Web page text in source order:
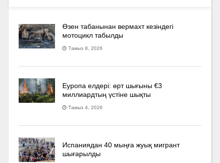
Өзен табанынан вермахт кезіндегі
мотоцикл табылды
Тамыз 8, 2026
Еуропа елдері: өрт шығыны €3
миллиардтың үстіне шықты
Тамыз 4, 2026
Испаниядан 40 мыңға жуық мигрант
шығарылды